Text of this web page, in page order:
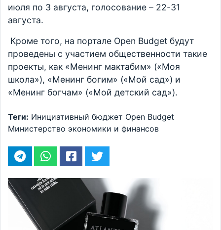
июля по 3 августа, голосование – 22-31
августа.
Кроме того, на портале Open Budget будут
проведены с участием общественности такие
проекты, как «Менинг мактабим» («Моя
школа»), «Менинг богим» («Мой сад») и
«Менинг богчам» («Мой детский сад»).
Теги: Инициативный бюджет Open Budget
Министерство экономики и финансов